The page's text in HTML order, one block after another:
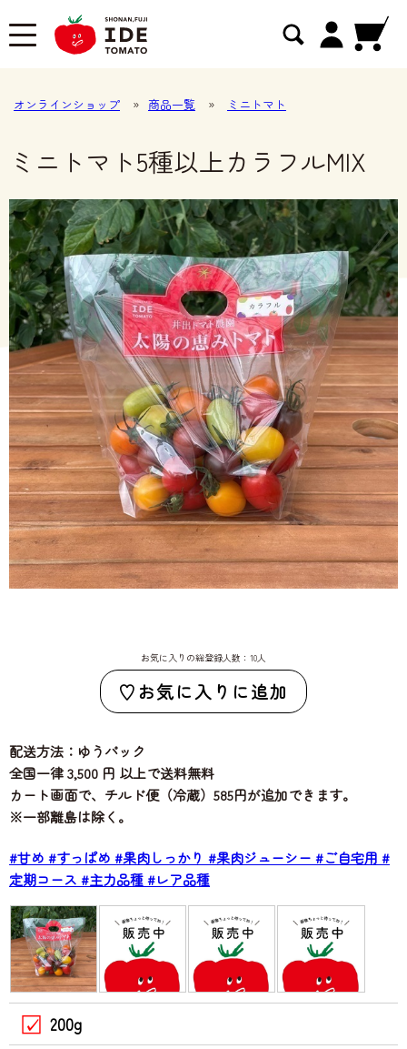
オンラインショップ » 商品一覧 » ミニトマト
ミニトマト5種以上カラフルMIX
お気に入りの総登録人数：10人
お気に入りに追加
配送方法：ゆうパック
全国一律 3,500 円 以上で送料無料
カート画面で、チルド便（冷蔵）585円が追加できます。
※一部離島は除く。
#甘め #すっぱめ #果肉しっかり #果肉ジューシー #ご自宅用 #
定期コース #主力品種#レア品種
200g